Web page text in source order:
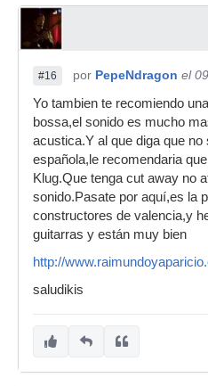
#16 por PepeNdragon el
Yo tambien te recomiendo
bossa,el sonido es mucho
acustica.Y al que diga que
española,le recomendaria
Klug.Que tenga cut away no
sonido.Pasate por aquí,es la
constructores de valencia,y
guitarras y están muy bien
http://
saludikis